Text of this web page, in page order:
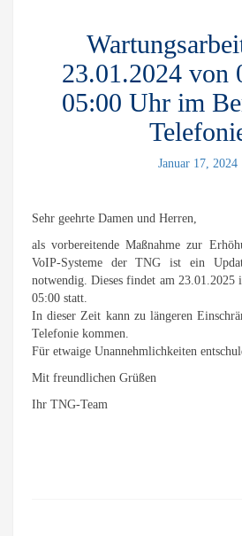
23.01.2024 von
05:00 Uhr im
Januar 17, 2024
Sehr geehrte Damen und Herren,
als vorbereitende Maßnahme zur
VoIP-Systeme der TNG ist ein
notwendig. Dieses findet am
05:00 statt.
In dieser Zeit kann zu längeren
Telefonie kommen.
Für etwaige Unannehmlichkeiten
Mit freundlichen Grüßen
Ihr TNG-Team